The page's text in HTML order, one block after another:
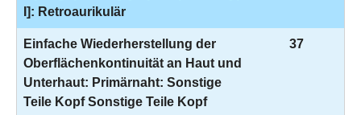
I]: Retroaurikulär
Einfache Wiederherstellung der
Oberflächenkontinuität an Haut und
Unterhaut: Primärnaht: Sonstige
Teile Kopf Sonstige Teile Kopf
37